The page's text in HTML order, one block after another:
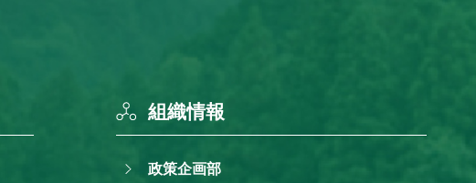
組織情報
政策企画部